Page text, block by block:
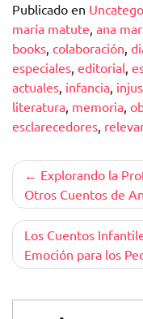
Publicado en
maría matute, ana
books, colaboración,
especiales, editorial,
actuales, infancia,
literatura, memoria,
esclarecedores,
de
entradas
Explorando la
Otros Cuentos de
Los Cuentos
Emoción para los